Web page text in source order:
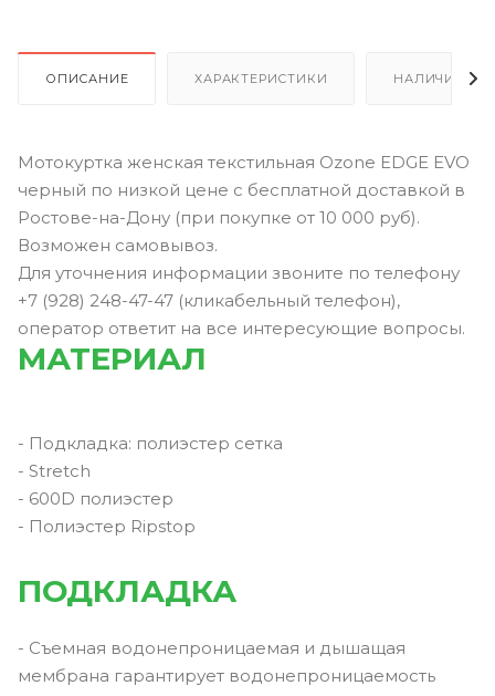
ОПИСАНИЕ ХАРАКТЕРИСТИКИ НАЛИЧИЕ В
Мотокуртка женская текстильная Ozone EDGE EVO
черный по низкой цене с бесплатной доставкой в
Ростове-на-Дону (при покупке от 10 000 руб).
Возможен самовывоз.
Для уточнения информации звоните по телефону
+7 (928) 248-47-47 (кликабельный телефон),
оператор ответит на все интересующие вопросы.
МАТЕРИАЛ
- Подкладка: полиэстер сетка
- Stretch
- 600D полиэстер
- Полиэстер Ripstop
ПОДКЛАДКА
- Съемная водонепроницаемая и дышащая
мембрана гарантирует водонепроницаемость